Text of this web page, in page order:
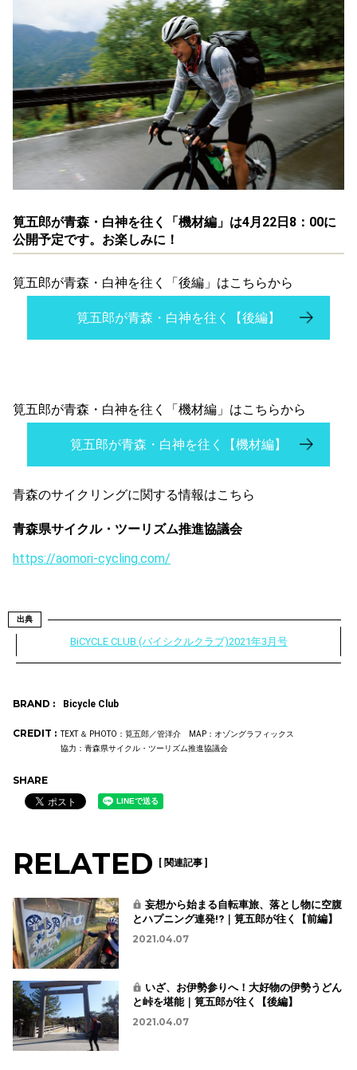
筧五郎が青森・白神を往く「機材編」は4月22日8：00に
公開予定です。お楽しみに！
筧五郎が青森・白神を往く「後編」はこちらから
筧五郎が青森・白神を往く【後編】
筧五郎が青森・白神を往く「機材編」はこちらから
筧五郎が青森・白神を往く【機材編】
青森のサイクリングに関する情報はこちら
青森県サイクル・ツーリズム推進協議会
https://aomori-cycling.com/
出典
BiCYCLE CLUB (バイシクルクラブ)2021年3月号
BRAND : Bicycle Club
CREDIT : TEXT ＆ PHOTO：筧五郎／管洋介 MAP：オゾングラフィックス
協力：青森県サイクル・ツーリズム推進協議会
SHARE
RELATED [ 関連記事 ]
妄想から始まる自転車旅、落とし物に空腹
とハプニング連発!?｜筧五郎が往く【前編】
2021.04.07
いざ、お伊勢参りへ！大好物の伊勢うどん
と峠を堪能｜筧五郎が往く【後編】
2021.04.07